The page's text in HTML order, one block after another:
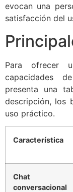
evocan una
satisfacción del
Para ofrecer
capacidades
presenta una
descripción, los
uso práctico.
Característica
Chat
conversacional